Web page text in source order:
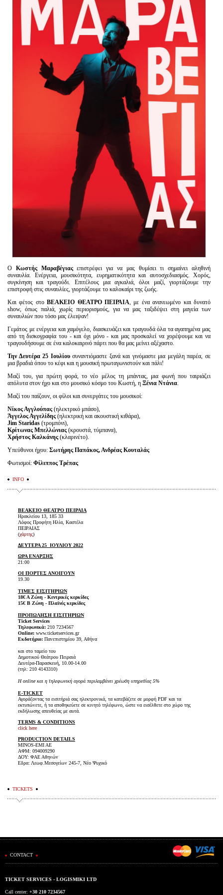
Είσοδος διαχειριστή
Ο Κωστής Μαραβέγιαςεπιστρέφει για να μας θυμίσει τι σημαίνει αληθινή
συναυλία. Ενέργεια, μουσικότητα, ευρηματικότητα και αυτοσχεδιασμός. Χορός,
συγκίνηση και τραγούδι. Επιτέλους μια αγκαλιά, όλοι μαζί, γιορτάζουμε την
επιστροφή στις συναυλίες, γιορτάζουμε το καλοκαίρι της ζωής.
Και φέτος στοΒΕΑΚΕΙΟ ΘΕΑΤΡΟ ΠΕΙΡΑΙΑ , με ένα ανανεωμένο και δυνατό
show, όπως παλιά, χωρίς περιορισμούς, για να μας ταξιδέψει στη μαγεία των
συναυλιών που τόσο μας έλειψαν!
Γεμάτος με ενέργεια και χαμόγελο, διασκευάζει και τραγουδά όλα τα αγαπημένα μας
από τη δισκογραφία του - και όχι μόνο - και μας προσκαλεί να χορέψουμε και να
τραγουδήσουμε σε ένα καλοκαιρινό πάρτι που θα μας μείνει αξέχαστο.
Την Δευτέρα 25 Ιουλίουσυναντιόμαστε ξανά και γινόμαστε μια μεγάλη παρέα, σε
μια βραδιά όπου το κέφι και η μουσική πρωταγωνιστούν και πάλι!
Μαζί του, για πρώτη φορά, το νέο μέλος τη μπάντας, μια φωνή που ταιριάζει
απόλυτα στον ήχο και στο μουσικό κόσμο του Κωστή, η Ξένια Ντάνια
Μαζί του παίζουν, οι φίλοι και συνεργάτες του μουσικοί:
Νίκος Αγγλούπας (ηλεκτρικό μπάσο),
Άγγελος Αγγελίδης (ηλεκτρική και ακουστική κιθάρα),
Jim Staridas (τρομπόνι),
Κρίτωνας Μπελλώνιας (κρουστά, τύμπανα),
Χρήστος Καλκάνης (κλαρινέτο).
Υπεύθυνοι ήχου: Σωτήρης Παπάκος, Ανδρέας Κουταλάς
Φωτισμοί: Φίλιππος Τρέπας
INFO
ΒΕΑΚΕΙΟ ΘΕΑΤΡΟ ΠΕΙΡΑΙΑ
Ηρακλείου 13, 185 33
Λόφος Προφήτη Ηλία, Καστέλα
ΠΕΙΡΑΙΑΣ
(χάρτης)
ΔΕΥΤΕΡΑ 25 ΙΟΥΛΙΟΥ 2022
ΩΡΑ ΕΝΑΡΞΗΣ
21:00
ΟΙ ΠΟΡΤΕΣ ΑΝΟΙΓΟΥΝ
19.30
ΤΙΜΕΣ ΕΙΣΙΤΗΡΙΩΝ
18€ Α Ζώνη - Κεντρικές κερκίδες
15€ Β Ζώνη - Πλαϊνές κερκίδες
ΠΡΟΠΩΛΗΣΗ ΕΙΣΙΤΗΡΙΩΝ
Ticket Services
Τηλεφωνικά:210 7234567
Online:www.ticketservices.gr
Εκδοτήριο:Πανεπιστημίου 39, Αθήνα
και στο ταμείο του
Δημοτικού Θεάτρου Πειραιά
Δευτέρα-Παρασκευή, 10.00-14.00
(τηλ: 210 4143310)
H online και η τηλεφωνική αγορά περιλαμβάνει χρέωση υπηρεσίας 5%
E-TICKET
Αγοράζοντας τα εισιτήριά σας ηλεκτρονικά, τα κατεβάζετε σε μορφή PDF και τα
εκτυπώνετε, ή τα αποθηκεύετε σε κινητό τηλέφωνο, ώστε να εισέλθετε στο χώρο της
εκδήλωσης απευθείας με αυτά.
TERMS & CONDITIONS
click here
PRODUCTION DETAILS
MINOS-EMI AE
ΑΦΜ: 094009290
ΔΟΥ: ΦΑΕ Αθηνών
Εδρα: Λεωφ.Μεσογείων 245-7, Νέο Ψυχικό
TICKETS
CONTACT
TICKET SERVICES - LOGISMIKI LTD
Call center: +30 210 7234567